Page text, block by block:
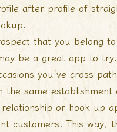
after profile of
that you belong
be a great app to
you’ve cross
the same
or hook up
customers. This